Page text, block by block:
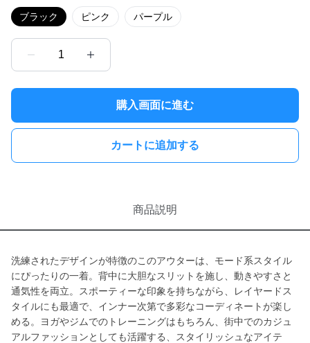
ブラック ピンク パープル
1
購入画面に進む
カートに追加する
商品説明
洗練されたデザインが特徴のこのアウターは、モード系スタイル
にぴったりの一着。背中に大胆なスリットを施し、動きやすさと
通気性を両立。スポーティーな印象を持ちながら、レイヤードス
タイルにも最適で、インナー次第で多彩なコーディネートが楽し
める。ヨガやジムでのトレーニングはもちろん、街中でのカジュ
アルファッションとしても活躍する、スタイリッシュなアイテ